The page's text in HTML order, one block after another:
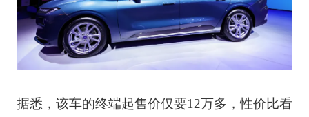
据悉，该车的终端起售价仅要12万多，性价比看